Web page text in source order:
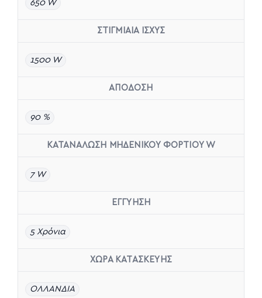
650 W
ΣΤΙΓΜΙΑΙΑ ΙΣΧΥΣ
1500 W
ΑΠΟΔΟΣΗ
90 %
ΚΑΤΑΝΑΛΩΣΗ ΜΗΔΕΝΙΚΟΥ ΦΟΡΤΙΟΥ W
7 W
ΕΓΓΥΗΣΗ
5 Χρόνια
ΧΩΡΑ ΚΑΤΑΣΚΕΥΗΣ
ΟΛΛΑΝΔΙΑ